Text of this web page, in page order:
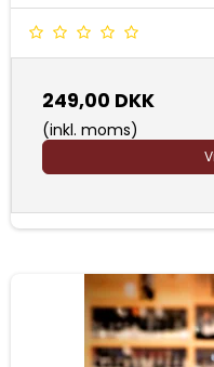
249,00 DKK
(inkl. moms)